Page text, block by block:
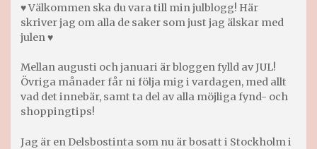
♥ Välkommen ska du vara till min julblogg! Här
skriver jag om alla de saker som just jag älskar med
julen ♥
Mellan augusti och januari är bloggen fylld av JUL!
Övriga månader får ni följa mig i vardagen, med allt
vad det innebär, samt ta del av alla möjliga fynd- och
shoppingtips!
Jag är en Delsbostinta som nu är bosatt i Stockholm i